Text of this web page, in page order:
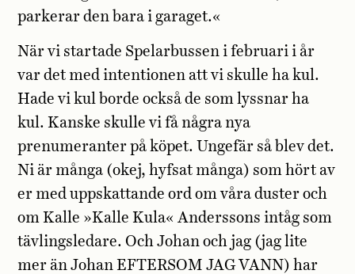
parkerar den bara i garaget.«
När vi startade Spelarbussen i februari i år
var det med intentionen att vi skulle ha kul.
Hade vi kul borde också de som lyssnar ha
kul. Kanske skulle vi få några nya
prenumeranter på köpet. Ungefär så blev det.
Ni är många (okej, hyfsat många) som hört av
er med uppskattande ord om våra duster och
om Kalle »Kalle Kula« Anderssons intåg som
tävlingsledare. Och Johan och jag (jag lite
mer än Johan EFTERSOM JAG VANN) har